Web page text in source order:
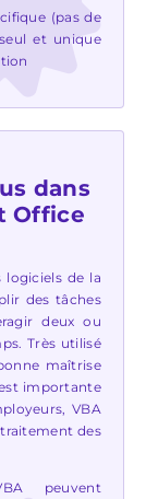
(pas de
et unique
dans
Office
logiciels de la
des tâches
deux ou
Très utilisé
maîtrise
importante
VBA
des
peuvent